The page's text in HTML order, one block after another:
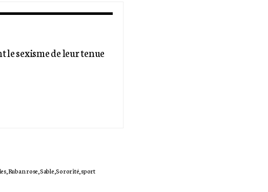
le sexisme de leur tenue
Ruban rose Sable Sororité sport